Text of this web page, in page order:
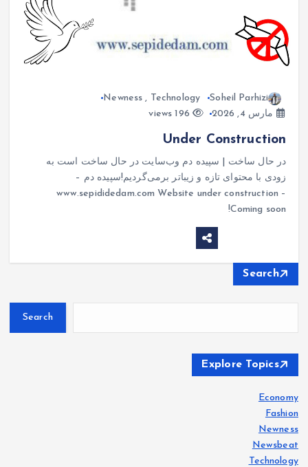
Soheil Parhizi
Newness , Technology
مارس 4, 2026
Under Construction
در حال ساخت | سپیده دم وب‌سایت در حال ساخت است به
زودی با محتوای تازه و زیباتر برمی‌گردیم!سپیده دم –
www.sepididedam.com Website under construction –
Coming soon!
Search
Search
Explore Topics
Economy
Fashion
Newness
Newsbeat
Technology